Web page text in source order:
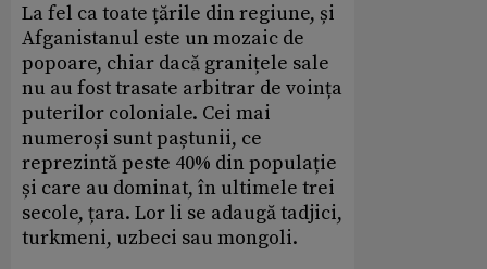
La fel ca toate țările din regiune, și
Afganistanul este un mozaic de
popoare, chiar dacă granițele sale
nu au fost trasate arbitrar de voința
puterilor coloniale. Cei mai
numeroși sunt paștunii, ce
reprezintă peste 40% din populație
și care au dominat, în ultimele trei
secole, țara. Lor li se adaugă tadjici,
turkmeni, uzbeci sau mongoli.